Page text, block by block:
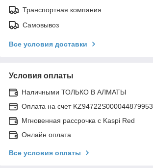
Транспортная компания
Самовывоз
Все условия доставки
Условия оплаты
Наличными ТОЛЬКО В АЛМАТЫ
Оплата на счет KZ94722S000044879953
Мгновенная рассрочка с Kaspi Red
Онлайн оплата
Все условия оплаты